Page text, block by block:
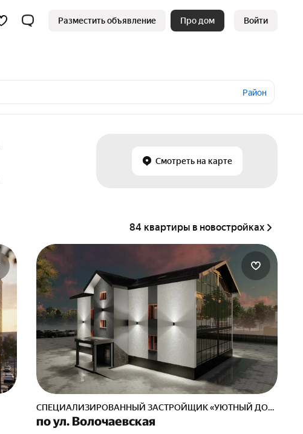
Разместить объявление Про дом Войти
Район
Смотреть на карте
84 квартиры в новостройках
СПЕЦИАЛИЗИРОВАННЫЙ ЗАСТРОЙЩИК «УЮТНЫЙ ДОМ»
по ул. Волочаевская